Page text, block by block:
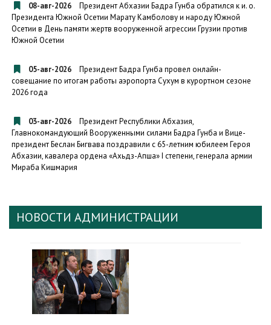
08-авг-2026
Президент Абхазии Бадра Гунба обратился к и. о.
Президента Южной Осетии Марату Камболову и народу Южной
Осетии в День памяти жертв вооруженной агрессии Грузии против
Южной Осетии
05-авг-2026
Президент Бадра Гунба провел онлайн-
совещание по итогам работы аэропорта Сухум в курортном сезоне
2026 года
03-авг-2026
Президент Республики Абхазия,
Главнокомандующий Вооруженными силами Бадра Гунба и Вице-
президент Беслан Бигвава поздравили с 65-летним юбилеем Героя
Абхазии, кавалера ордена «Ахьдз-Апша» I степени, генерала армии
Мираба Кишмария
НОВОСТИ АДМИНИСТРАЦИИ